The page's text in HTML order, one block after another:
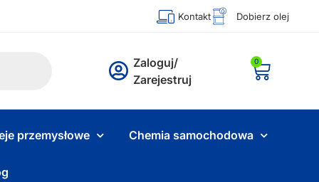
Kontakt Dobierz olej
Zaloguj/
Zarejestruj
0
przemysłowe Chemia samochodowa